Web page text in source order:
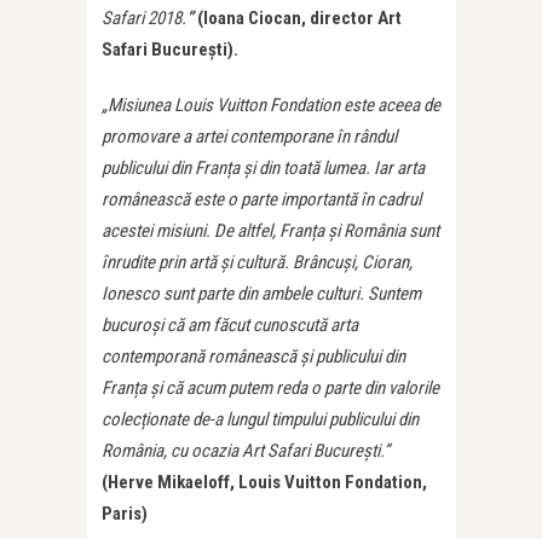
Safari 2018. ”(Ioana Ciocan, director Art
Safari București).
„Misiunea Louis Vuitton Fondation este aceea de
promovare a artei contemporane în rândul
publicului din Franța și din toată lumea. Iar arta
românească este o parte importantă în cadrul
acestei misiuni. De altfel, Franța și România sunt
înrudite prin artă și cultură. Brâncuși, Cioran,
Ionesco sunt parte din ambele culturi. Suntem
bucuroși că am făcut cunoscută arta
contemporană românească și publicului din
Franța și că acum putem reda o parte din valorile
colecționate de-a lungul timpului publicului din
România, cu ocazia Art Safari București.”
(Herve Mikaeloff, Louis Vuitton Fondation,
Paris)